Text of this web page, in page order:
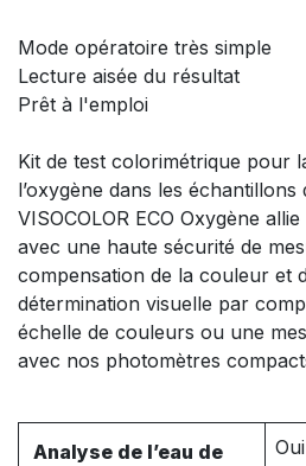
Mode opératoire très simple
Lecture aisée du résultat
Prêt à l'emploi
Kit de test colorimétrique pour
l’oxygène dans les échantillons
VISOCOLOR ECO Oxygène
avec une haute sécurité de
compensation de la couleur et
détermination visuelle par
échelle de couleurs ou une
avec nos photomètres
Analyse de l’eau de
Oui